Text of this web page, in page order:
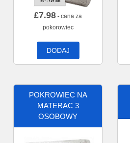
£7.98 - cana za
pokorowiec
DODAJ
POKROWIEC NA
MATERAC 3
OSOBOWY